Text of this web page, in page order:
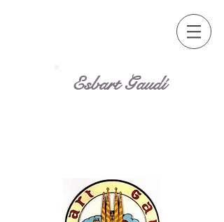
Esbart Gaudí